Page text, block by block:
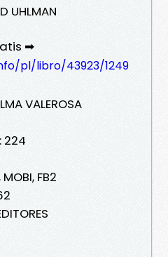
UHLMAN
➡
pl/libro/43923/1249
VALEROSA
224
FB2